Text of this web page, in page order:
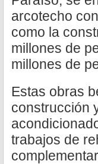
arcotecho
como la
millones de
millones de
Estas obras
construcción
trabajos de